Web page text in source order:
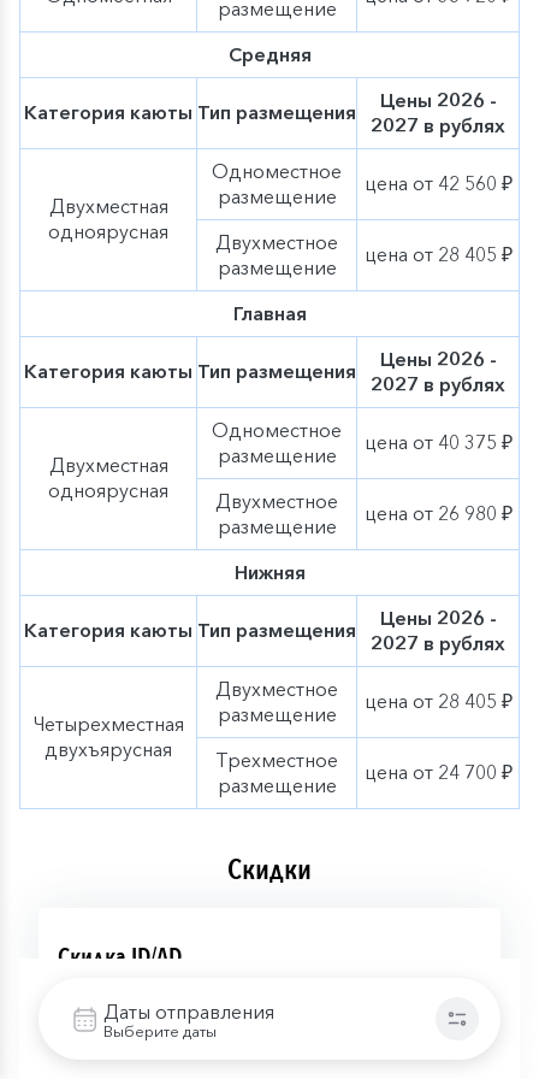
Даты отправления
Выберите даты
Навигация ждет своих юных капитанов!
Тематическая программа разработана
дополнительно к основной программе на борту
и будет проходить параллельно с основными
мероприятиями. Во время экскурсионной
программ детские мероприятия не проводятся.
размещение
Средняя
Категория каюты Тип размещения
Цены 2026 -
2027 в рублях
Двухместная
одноярусная
Одноместное
размещение
цена от 42 560 ₽
Двухместное
размещение
цена от 28 405 ₽
Главная
Категория каюты Тип размещения
Цены 2026 -
2027 в рублях
Двухместная
одноярусная
Одноместное
размещение
цена от 40 375 ₽
Двухместное
размещение
цена от 26 980 ₽
Нижняя
Категория каюты Тип размещения
Цены 2026 -
2027 в рублях
Четырехместная
двухъярусная
Двухместное
размещение
цена от 28 405 ₽
Трехместное
размещение
цена от 24 700 ₽
Скидки
Скидка ID/AD
Подробнее